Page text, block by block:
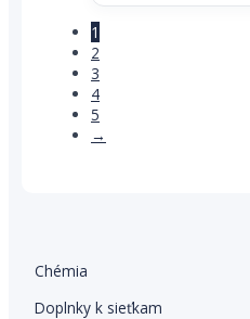
Chémia
Doplnky k sieťkam
1
2
3
4
5
→